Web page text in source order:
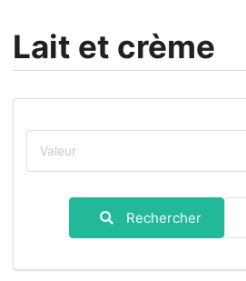
Lait et crème
Rechercher